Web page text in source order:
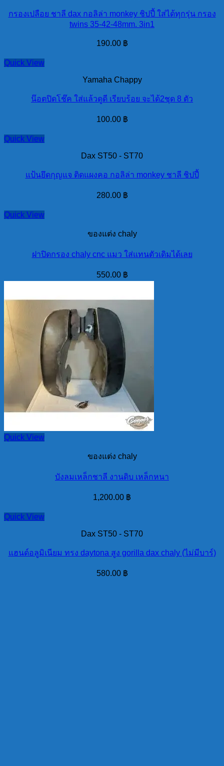
กรองเปลือย ชาลี dax กอลิล่า monkey ชิปปี้ ใส่ได้ทุกรุ่น กรอง
twins 35-42-48mm. 3in1
190.00 ฿
Quick View
Yamaha Chappy
น๊อตปิดโช๊ค ใส่แล้วดูดี เรียบร้อย จะได้2ชุด 8 ตัว
100.00 ฿
Quick View
Dax ST50 - ST70
แป้นยึดกุญแจ ติดแผงคอ กอลิล่า monkey ชาลี ชิปปี้
280.00 ฿
Quick View
ของแต่ง chaly
ฝาปิดกรอง chaly cnc แมว ใส่แทนตัวเดิมได้เลย
550.00 ฿
Quick View
ของแต่ง chaly
บังลมเหล็กชาลี งานดิบ เหล็กหนา
1,200.00 ฿
Quick View
Dax ST50 - ST70
แฮนด์อลูมิเนียม ทรง daytona สูง gorilla dax chaly (ไม่มีบาร์)
580.00 ฿